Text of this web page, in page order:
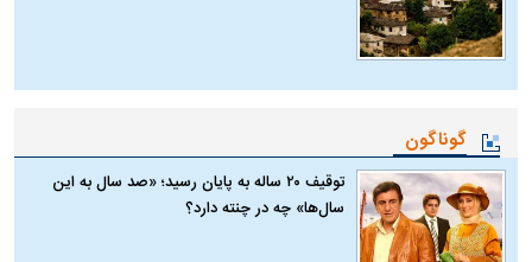
گوناگون
توقیف ۲۰ ساله به پایان رسید؛ «صد سال به این
سال‌ها» چه در چنته دارد؟